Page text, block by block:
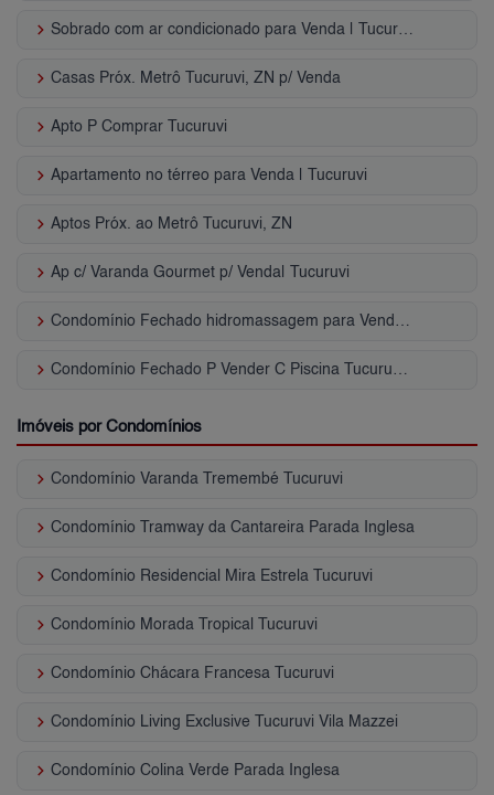
keyboard_arrow_right
keyboard_arrow_right Casas Próx. Metrô Tucuruvi, ZN p/ Venda
keyboard_arrow_right Apto P Comprar Tucuruvi
keyboard_arrow_right Apartamento no térreo para Venda | Tucuruvi
keyboard_arrow_right Aptos Próx. ao Metrô Tucuruvi, ZN
keyboard_arrow_right Ap c/ Varanda Gourmet p/ Venda| Tucuruvi
keyboard_arrow_right
keyboard_arrow_right
Imóveis por Condomínios
keyboard_arrow_right Condomínio Varanda Tremembé Tucuruvi
keyboard_arrow_right Condomínio Tramway da Cantareira Parada Inglesa
keyboard_arrow_right Condomínio Residencial Mira Estrela Tucuruvi
keyboard_arrow_right Condomínio Morada Tropical Tucuruvi
keyboard_arrow_right Condomínio Chácara Francesa Tucuruvi
keyboard_arrow_right Condomínio Living Exclusive Tucuruvi Vila Mazzei
keyboard_arrow_right Condomínio Colina Verde Parada Inglesa